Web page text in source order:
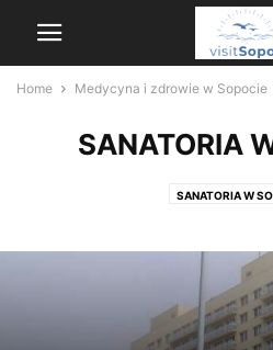
Home Medycyna i zdrowie w Sopocie
SANATORIA
SANATORIA W